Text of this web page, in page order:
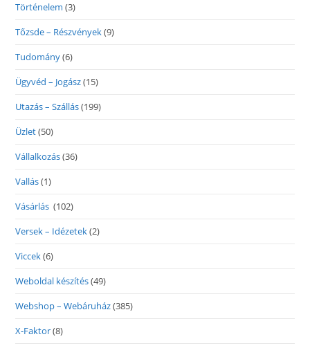
Történelem (3)
Tőzsde – Részvények(9)
Tudomány(6)
Ügyvéd – Jogász(15)
Utazás – Szállás(199)
Üzlet(50)
Vállalkozás(36)
Vallás(1)
Vásárlás (102)
Versek – Idézetek(2)
Viccek(6)
Weboldal készítés(49)
Webshop – Webáruház(385)
X-Faktor(8)